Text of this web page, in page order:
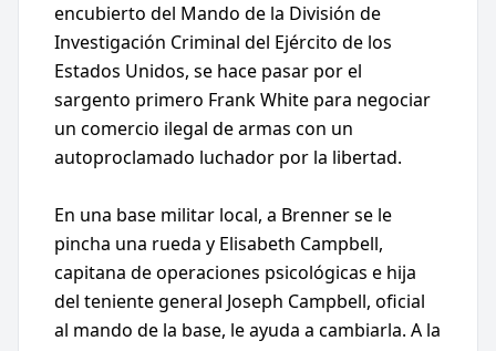
encubierto del Mando de la División de
Investigación Criminal del Ejército de los
Estados Unidos, se hace pasar por el
sargento primero Frank White para negociar
un comercio ilegal de armas con un
autoproclamado luchador por la libertad.
En una base militar local, a Brenner se le
pincha una rueda y Elisabeth Campbell,
capitana de operaciones psicológicas e hija
del teniente general Joseph Campbell, oficial
al mando de la base, le ayuda a cambiarla. A la